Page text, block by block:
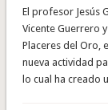
El profesor Jesús
Vicente Guerrero
Placeres del Oro,
nueva actividad
lo cual ha creado